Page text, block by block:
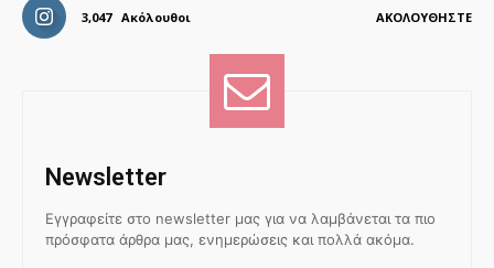
3,047 Ακόλουθοι ΑΚΟΛΟΥΘΉΣΤΕ
Newsletter
Εγγραφείτε στο newsletter μας για να λαμβάνεται τα πιο
πρόσφατα άρθρα μας, ενημερώσεις και πολλά ακόμα.